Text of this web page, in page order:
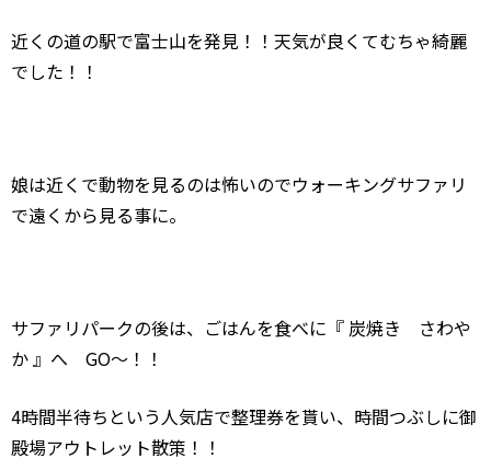
近くの道の駅で富士山を発見！！天気が良くてむちゃ綺麗
でした！！
娘は近くで動物を見るのは怖いのでウォーキングサファリ
で遠くから見る事に。
サファリパークの後は、ごはんを食べに『 炭焼き さわや
か 』へ GO～！！
4時間半待ちという人気店で整理券を貰い、時間つぶしに御
殿場アウトレット散策！！